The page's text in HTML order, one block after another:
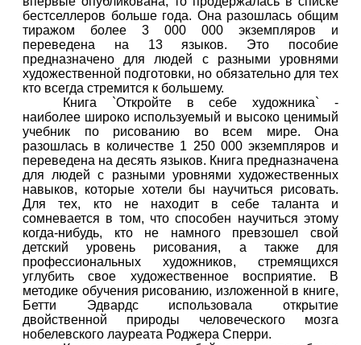
бестселлеров больше года. Она разошлась общим
тиражом более 3 000 000 экземпляров и
переведена на 13 языков. Это пособие
предназначено для людей с разными уровнями
художественной подготовки, но обязательно для тех
кто всегда стремится к большему.
Книга `Откройте в себе художника` -
наиболее широко используемый и высоко ценимый
учебник по рисованию во всем мире. Она
разошлась в количестве 1 250 000 экземпляров и
переведена на десять языков. Книга предназначена
для людей с разными уровнями художественных
навыков, которые хотели бы научиться рисовать.
Для тех, кто не находит в себе таланта и
сомневается в том, что способен научиться этому
когда-нибудь, кто не намного превзошел свой
детский уровень рисования, а также для
профессиональных художников, стремящихся
углубить свое художественное восприятие. В
методике обучения рисованию, изложенной в книге,
Бетти Эдвардс использовала открытие
двойственной природы человеческого мозга
нобелевского лауреата Роджера Сперри.